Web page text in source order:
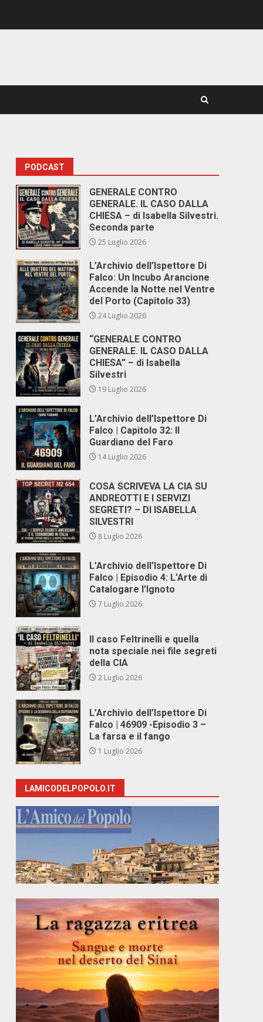
PODCAST
GENERALE CONTRO
GENERALE. IL CASO DALLA
CHIESA – di Isabella Silvestri.
Seconda parte
25 Luglio 2026
L’Archivio dell’Ispettore Di
Falco: Un Incubo Arancione
Accende la Notte nel Ventre
del Porto (Capitolo 33)
24 Luglio 2026
“GENERALE CONTRO
GENERALE. IL CASO DALLA
CHIESA” – di Isabella
Silvestri
19 Luglio 2026
L’Archivio dell’Ispettore Di
Falco | Capitolo 32: Il
Guardiano del Faro
14 Luglio 2026
COSA SCRIVEVA LA CIA SU
ANDREOTTI E I SERVIZI
SEGRETI? – DI ISABELLA
SILVESTRI
8 Luglio 2026
L’Archivio dell’Ispettore Di
Falco | Episodio 4: L’Arte di
Catalogare l’Ignoto
7 Luglio 2026
Il caso Feltrinelli e quella
nota speciale nei file segreti
della CIA
2 Luglio 2026
L’Archivio dell’Ispettore Di
Falco | 46909 -Episodio 3 –
La farsa e il fango
1 Luglio 2026
LAMICODELPOPOLO.IT